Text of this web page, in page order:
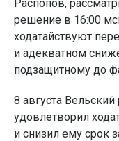
Распопов,
решение в 16:00
ходатайствуют
и адекватном
подзащитному до
8 августа
удовлетворил
и снизил ему срок